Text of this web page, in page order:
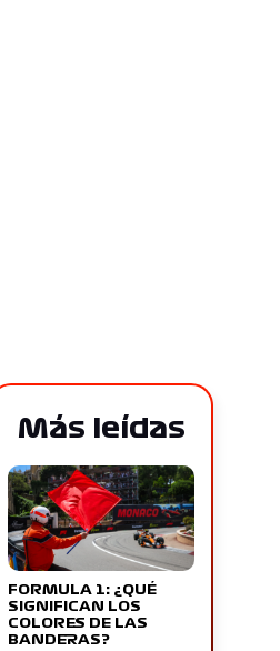
Más leídas
FORMULA 1: ¿QUÉ
SIGNIFICAN LOS
COLORES DE LAS
BANDERAS?